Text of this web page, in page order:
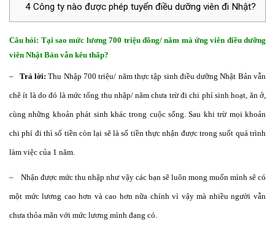
4 Công ty nào được phép tuyển điều dưỡng viên đi Nhật?
Câu hỏi: Tại sao mức lương 700 triệu đồng/ năm mà ứng viên điều dưỡng
viên Nhật Bản vẫn kêu thấp?
– Trả lời: Thu Nhập 700 triệu/ năm thực tập sinh điều dưỡng Nhật Bản vẫn
chê ít là do đó là mức tổng thu nhập/ năm chưa trừ đi chi phí sinh hoạt, ăn ở,
cùng những khoản phát sinh khác trong cuộc sống. Sau khi trừ mọi khoản
chi phí đi thì số tiền còn lại sẽ là số tiền thực nhận được trong suốt quá trình
làm việc của 1 năm.
– Nhận được mức thu nhập như vậy các bạn sẽ luôn mong muốn mình sẽ có
một mức lương cao hơn và cao hơn nữa chính vì vậy mà nhiều người vẫn
chưa thỏa mãn với mức lương mình đang có.